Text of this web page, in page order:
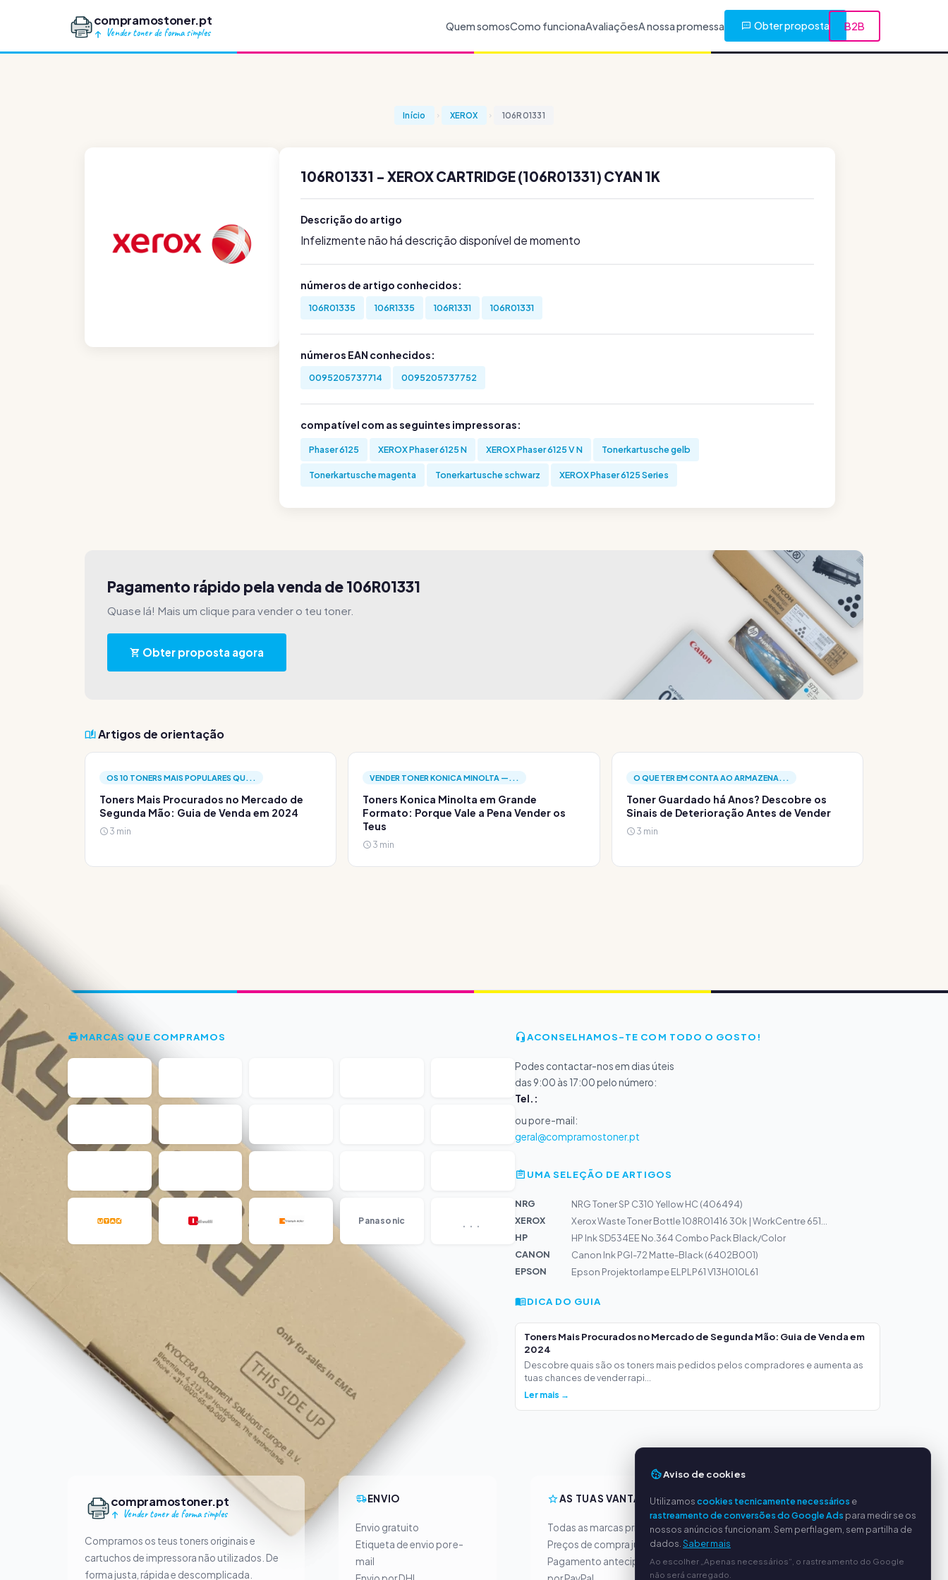
compramostoner.pt
Vender toner de forma simples
Quem somosComo funcionaAvaliaçõesA nossa promessa Obter proposta B2B
Início XEROX 106R01331
106R01331 - XEROX CARTRIDGE (106R01331) CYAN 1K
Descrição do artigo
Infelizmente não há descrição disponível de momento
números de artigo conhecidos:
106R01335 106R1335 106R1331 106R01331
números EAN conhecidos:
0095205737714 0095205737752
compatível com as seguintes impressoras:
Phaser 6125 XEROX Phaser 6125 N XEROX Phaser 6125 V N Tonerkartusche gelb
Tonerkartusche magenta Tonerkartusche schwarz XEROX Phaser 6125 Series
Pagamento rápido pela venda de 106R01331
Quase lá! Mais um clique para vender o teu toner.
Obter proposta agora
Artigos de orientação
OS 10 TONERS MAIS POPULARES QU...
Toners Mais Procurados no Mercado de
Segunda Mão: Guia de Venda em 2024
3 min
VENDER TONER KONICA MINOLTA —...
Toners Konica Minolta em Grande
Formato: Porque Vale a Pena Vender os
Teus
3 min
O QUE TER EM CONTA AO ARMAZENA...
Toner Guardado há Anos? Descobre os
Sinais de Deterioração Antes de Vender
3 min
MARCAS QUE COMPRAMOS
Panasonic ...
ACONSELHAMOS-TE COM TODO O GOSTO!
Podes contactar-nos em dias úteis
das 9:00 às 17:00 pelo número:
Tel.:
ou por e-mail:
geral@compramostoner.pt
UMA SELEÇÃO DE ARTIGOS
NRG
NRG Toner SP C310 Yellow HC (406494)
XEROX
Xerox Waste Toner Bottle 108R01416 30k | WorkCentre 651...
HP
HP Ink SD534EE No.364 Combo Pack Black/Color
CANON
Canon Ink PGI-72 Matte-Black (6402B001)
EPSON
Epson Projektorlampe ELPLP61 V13H010L61
DICA DO GUIA
Toners Mais Procurados no Mercado de Segunda Mão: Guia de Venda em
2024
Descobre quais são os toners mais pedidos pelos compradores e aumenta as
tuas chances de vender rapi...
Ler mais →
compramostoner.pt
Vender toner de forma simples
Compramos os teus toners originais e
cartuchos de impressora não utilizados. De
forma justa, rápida e descomplicada.
ENVIO
Envio gratuito
Etiqueta de envio por e-
mail
AS TUAS VANTAGENS
Todas as marcas principais
Preços de compra justos
Pagamento antecipado
SERVIÇO
Sobre nós
Dados da empresa
Aviso de cookies
Utilizamoscookies tecnicamente necessários e
rastreamento de conversões do Google Ads para medir se os
nossos anúncios funcionam. Sem perfilagem, sem partilha de
dados. Saber mais
Ao escolher „Apenas necessários“, o rastreamento do Google
não será carregado.